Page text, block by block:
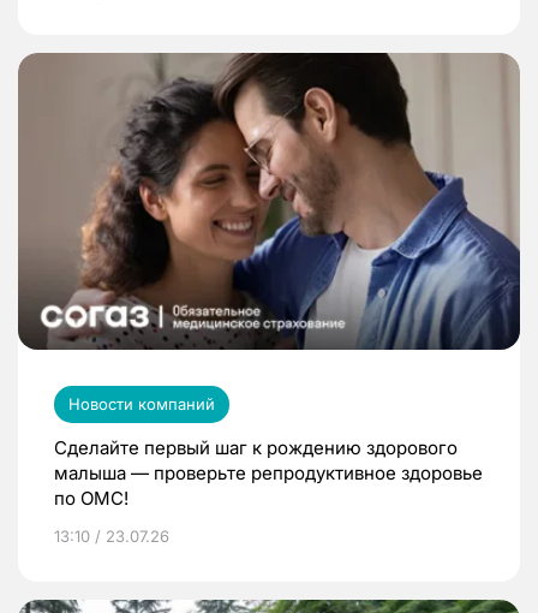
Новости компаний
Сделайте первый шаг к рождению здорового
малыша — проверьте репродуктивное здоровье
по ОМС!
13:10 / 23.07.26